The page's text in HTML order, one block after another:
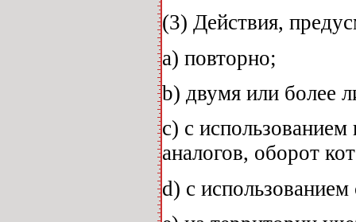
(3) Действия,
а) повторно;
b) двумя или более
c) с
аналогов, оборот
d) с